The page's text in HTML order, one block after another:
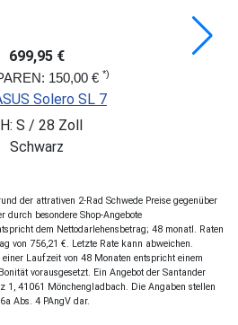
699,95 €
150,00 € *)
Solero SL 7
S / 28 Zoll
Schwarz
der attrativen 2-Rad Schwede Preise gegenüber
durch besondere Shop-Angebote
dem Nettodarlehensbetrag; 48 monatl. Raten
von 756,21 €. Letzte Rate kann abweichen.
Laufzeit von 48 Monaten entspricht einem
vorausgesetzt. Ein Angebot der Santander
1, 41061 Mönchengladbach. Die Angaben stellen
Abs. 4 PAngV dar.